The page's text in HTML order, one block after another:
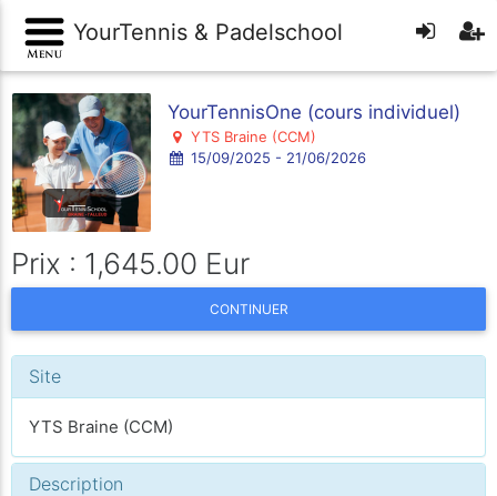
YourTennis & Padelschool
YourTennisOne (cours individuel)
YTS Braine (CCM)
15/09/2025 - 21/06/2026
Prix : 1,645.00 Eur
CONTINUER
Site
YTS Braine (CCM)
Description